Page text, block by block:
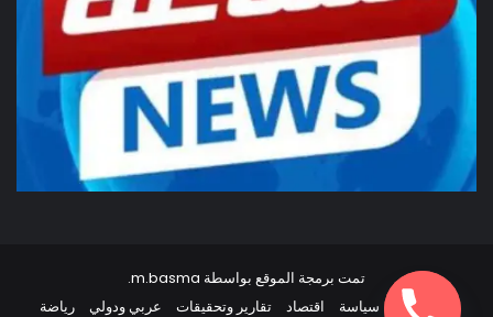
تمت برمجة الموقع بواسطة m.basma
.
أخبار مصر
سياسة اقتصاد تقارير وتحقيقات عربي ودولي رياضة